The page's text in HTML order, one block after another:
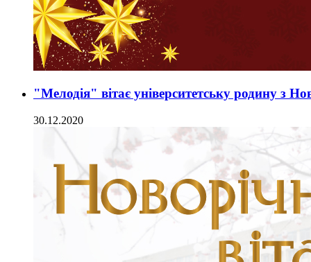
"Мелодія" вітає університетську родину з
30.12.2020